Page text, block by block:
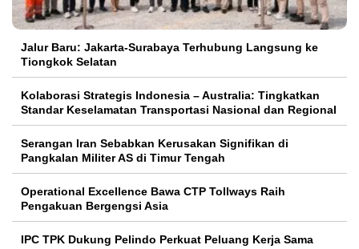
Jalur Baru: Jakarta-Surabaya Terhubung Langsung ke
Tiongkok Selatan
Kolaborasi Strategis Indonesia – Australia: Tingkatkan
Standar Keselamatan Transportasi Nasional dan Regional
Serangan Iran Sebabkan Kerusakan Signifikan di
Pangkalan Militer AS di Timur Tengah
Operational Excellence Bawa CTP Tollways Raih
Pengakuan Bergengsi Asia
IPC TPK Dukung Pelindo Perkuat Peluang Kerja Sama